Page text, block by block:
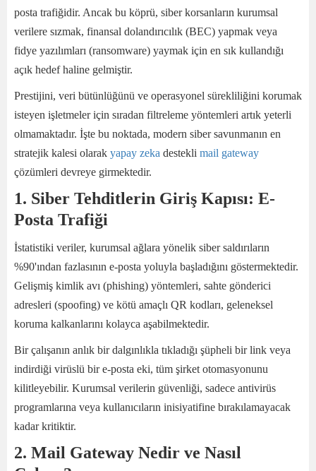
posta trafiğidir. Ancak bu köprü, siber korsanların kurumsal
verilere sızmak, finansal dolandırıcılık (BEC) yapmak veya
fidye yazılımları (ransomware) yaymak için en sık kullandığı
açık hedef haline gelmiştir.
Prestijini, veri bütünlüğünü ve operasyonel sürekliliğini korumak
isteyen işletmeler için sıradan filtreleme yöntemleri artık yeterli
olmamaktadır. İşte bu noktada, modern siber savunmanın en
stratejik kalesi olarak yapay zeka destekli mail gateway
çözümleri devreye girmektedir.
1. Siber Tehditlerin Giriş Kapısı: E-
Posta Trafiği
İstatistiki veriler, kurumsal ağlara yönelik siber saldırıların
%90'ından fazlasının e-posta yoluyla başladığını göstermektedir.
Gelişmiş kimlik avı (phishing) yöntemleri, sahte gönderici
adresleri (spoofing) ve kötü amaçlı QR kodları, geleneksel
koruma kalkanlarını kolayca aşabilmektedir.
Bir çalışanın anlık bir dalgınlıkla tıkladığı şüpheli bir link veya
indirdiği virüslü bir e-posta eki, tüm şirket otomasyonunu
kilitleyebilir. Kurumsal verilerin güvenliği, sadece antivirüs
programlarına veya kullanıcıların inisiyatifine bırakılamayacak
kadar kritiktir.
2. Mail Gateway Nedir ve Nasıl